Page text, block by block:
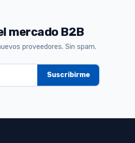
mercado B2B
proveedores. Sin spam.